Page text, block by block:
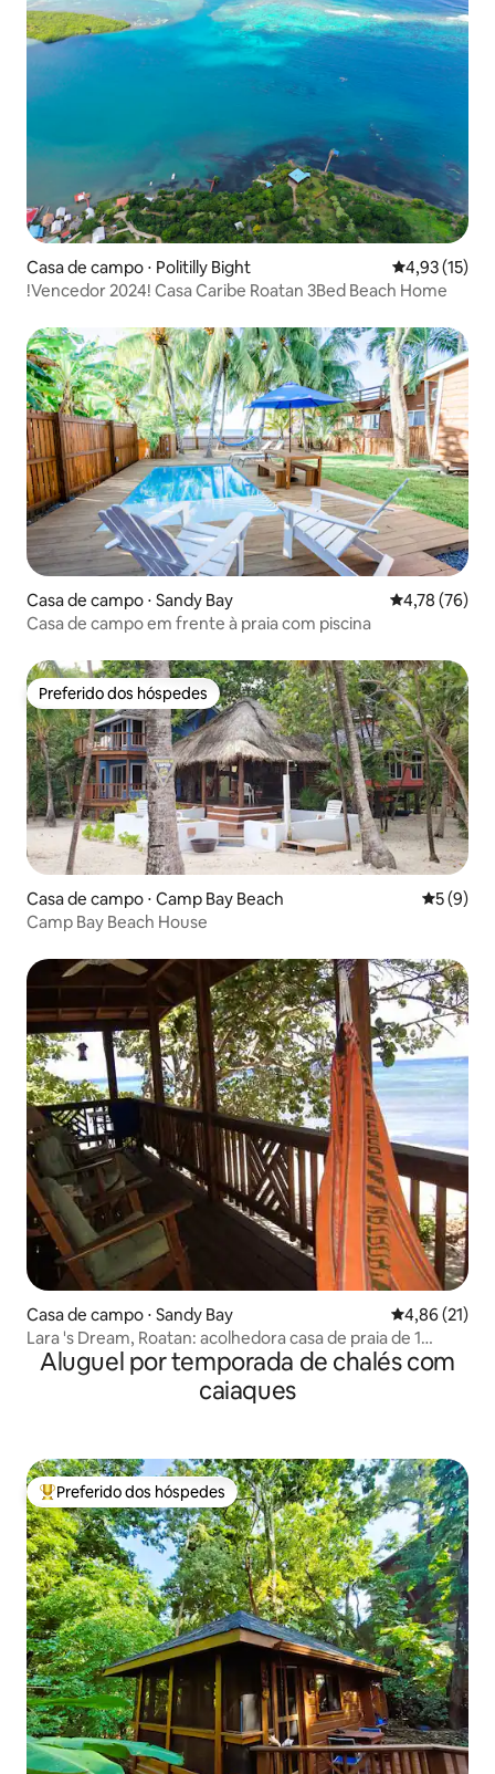
Casa de campo ⋅ Politilly Bight 4,93 de uma
4,93 (15)
!Vencedor 2024! Casa Caribe Roatan 3Bed Beach Home
Casa de campo ⋅ Sandy Bay 4,78 de uma
4,78 (76)
Casa de campo em frente à praia com piscina
Preferido dos hóspedes
Preferido dos hóspedes
Casa de campo ⋅ Camp Bay Beach 5 de
5 (9)
Camp Bay Beach House
Casa de campo ⋅ Sandy Bay 4,86 de uma
4,86 (21)
Lara 's Dream, Roatan: acolhedora casa de praia de 1
quarto
Aluguel por temporada de chalés com
caiaques
Entre os melhores preferidos dos hóspedes
Preferido dos hóspedes